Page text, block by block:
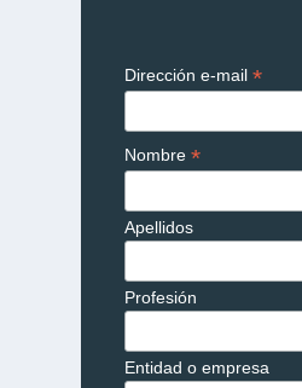
Dirección e-mail*
Nombre*
Apellidos
Profesión
Entidad o empresa